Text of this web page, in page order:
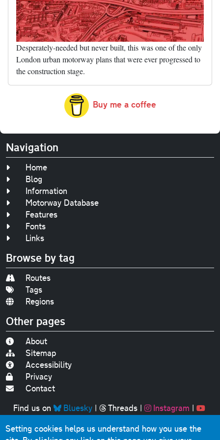
Desperately-needed but never built, this was one of the only
London urban motorway plans that were ever progressed to
the construction stage.
Buy me a coffee
Navigation
Home
Blog
Information
Motorway Database
Features
Fonts
Links
Browse by tag
Routes
Tags
Regions
Other pages
About
Sitemap
Accessibility
Privacy
Contact
Find us on
Bluesky| Threads| Instagram |
Original text, photographs and graphics © 2001-2025
Setting cookies helps us understand how you use the